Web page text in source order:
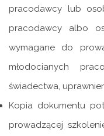
pracodawcy lub
pracodawcy albo
wymagane do
młodocianych
świadectwa,
Kopia dokumentu
prowadzącej